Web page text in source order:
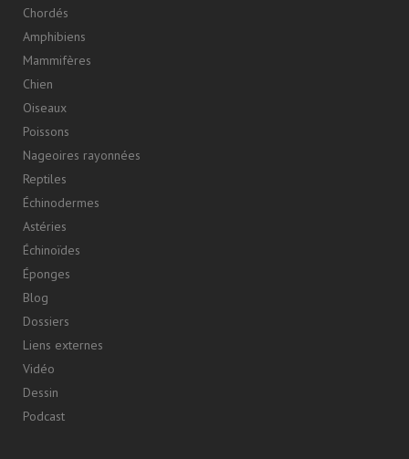
Chordés
Amphibiens
Mammifères
Chien
Oiseaux
Poissons
Nageoires rayonnées
Reptiles
Échinodermes
Astéries
Échinoïdes
Éponges
Blog
Dossiers
Liens externes
Vidéo
Dessin
Podcast